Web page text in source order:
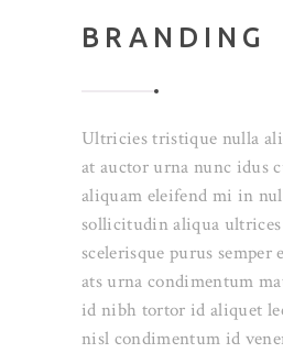
BRANDING
Ultricies tristique nulla
at auctor urna nunc idus
aliquam eleifend mi in
sollicitudin aliqua
scelerisque purus semper
ats urna condimentum
id nibh tortor id aliquet
nisl condimentum id